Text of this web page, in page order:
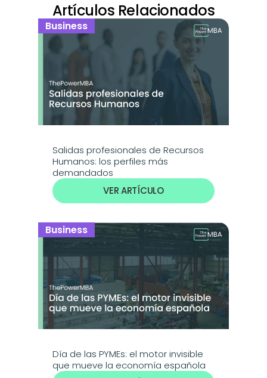
Artículos Relacionados
Business
Salidas profesionales de Recursos
Humanos: los perfiles más
demandados
VER ARTÍCULO
Business
Día de las PYMEs: el motor invisible
que mueve la economía española